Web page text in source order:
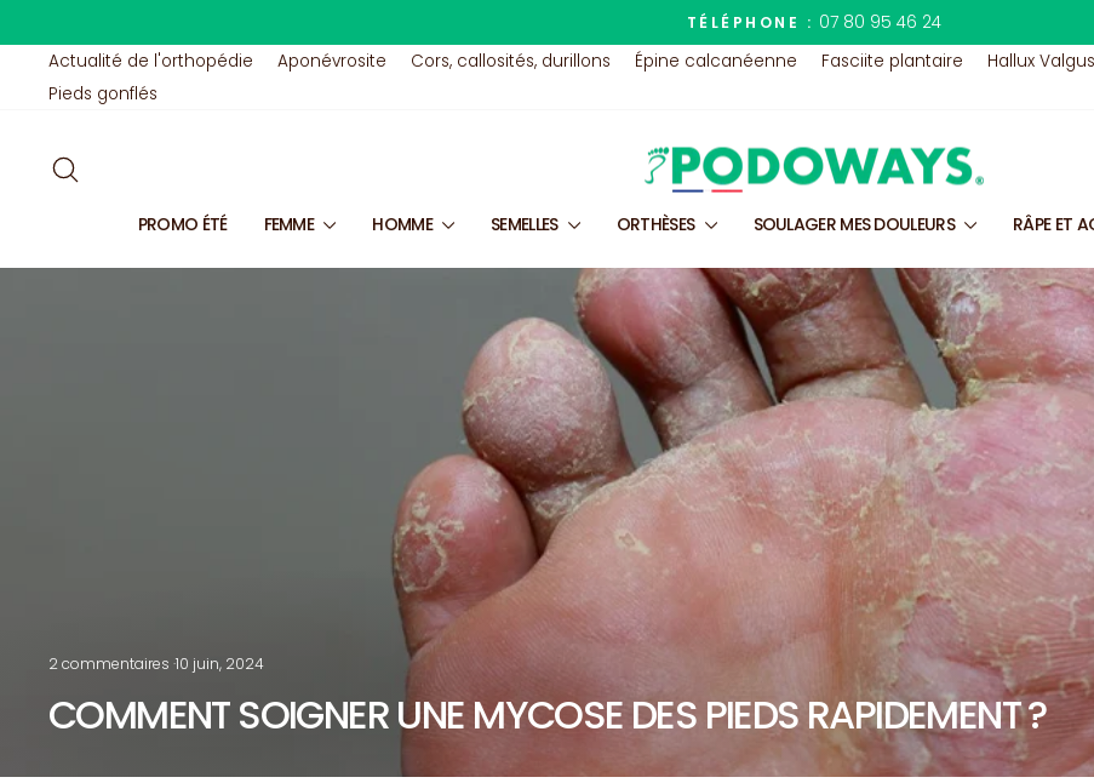
contenu
Diaporama
Pause
TÉLÉPHONE : 07 80 95 46 24
Actualité de l'orthopédie
Aponévrosite Cors, callosités, durillons Épine calcanéenne Fasciite plantaire Hallux Valgus
Pieds gonflés
PROMO ÉTÉ FEMME HOMME SEMELLES ORTHÈSES SOULAGER MES DOULEURS RÂPE ET
2 commentaires ·10 juin, 2024
COMMENT SOIGNER UNE MYCOSE DES PIEDS RAPIDEMENT ?